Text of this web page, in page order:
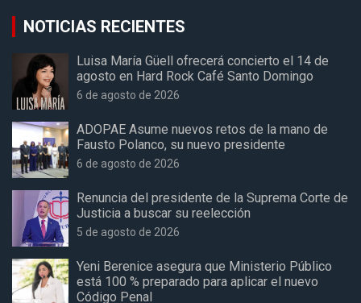
NOTICIAS RECIENTES
Luisa María Güell ofrecerá concierto el 14 de
agosto en Hard Rock Café Santo Domingo
6 de agosto de 2026
ADOPAE Asume nuevos retos de la mano de
Fausto Polanco, su nuevo presidente
6 de agosto de 2026
Renuncia del presidente de la Suprema Corte de
Justicia a buscar su reelección
5 de agosto de 2026
Yeni Berenice asegura que Ministerio Público
está 100 % preparado para aplicar el nuevo
Código Penal